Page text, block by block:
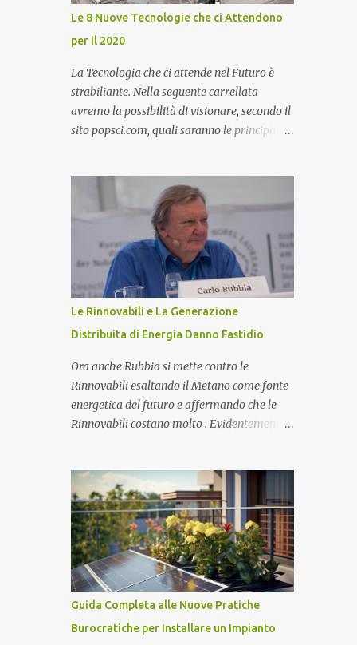
l'efficentamento energetico e ridurre
drasticamente i costi di gestione
dell'immobile, abbiamo inoltre installato un
potente impianto fotovoltaico da 36 kWp in
configurazione grid-connected senza
accumulo. Il sistema si compone di 80
moduli fotovoltaici di ultima generazione ad
stringa e ai quadri elettrici dedicati. Un
intervento strategico che consente al locale
commerciale di autoprodurre ...
Le 8 Nuove Tecnologie che ci Attendono
per il 2020
La Tecnologia che ci attende nel Futuro è
strabiliante. Nella seguente carrellata
avremo la possibilità di visionare, secondo il
sito popsci.com, quali saranno le principali
il 2020, quindi innovazioni tecnologiche che
dovrebbero essere pronte tra solo 9 anni.
Alcune delle Innovazione Tecnologiche che
vedremo saranno realizzabili, per altre
dovremo attendere qualche anno in più. Se
non altro è un bellissimo modo per
fantasticare e immaginare come sarà nostro
Giapponesi come tutti sanno sono
all'avanguardia nell'innovazione tecnologica
e soprattutto nella robotica. E' in
programma da parte del Giappone di
costruire una base lunare robotica studiata
potrebbe realizzare una impresa simile.
Purtroppo i fatti di cronaca di Fukushima
hanno impegnato e impegneranno in ...
Le Rinnovabili e La Generazione
Distribuita di Energia Danno Fastidio
Ora anche Rubbia si mette contro le
Rinnovabili esaltando il Metano come fonte
energetica del futuro e affermando che le
Rinnovabili costano molto . Evidentemente
sempre più paura. Ma procediamo per gradi.
Chi è Carlo Rubbia? Carlo Rubbia
probabilmente non necessita di
presentazioni in quanto trattasi di uno dei
più famosi scienziati italiani. Ha ottenuto il
Premio Nobel per la Fisica nel 1984 ed
attualmente è Senatore della Repubblica con
nomina presidenziale ( Senatore a Vita della
Repubblica Italiana ). Collabora con il
Guida Completa alle Nuove Pratiche
Burocratiche per Installare un Impianto